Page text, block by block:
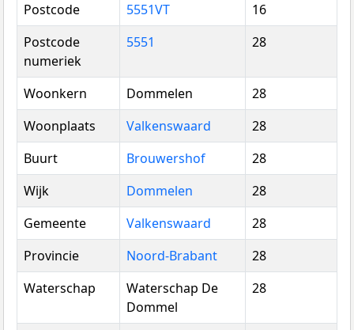
Postcode
5551VT
16
Postcode
numeriek
5551 28
Woonkern Dommelen
28
Woonplaats
Valkenswaard
28
Buurt
Brouwershof
28
Wijk
Dommelen
28
Gemeente
Valkenswaard
28
Provincie
Noord-Brabant
28
Waterschap
Waterschap De
Dommel
28